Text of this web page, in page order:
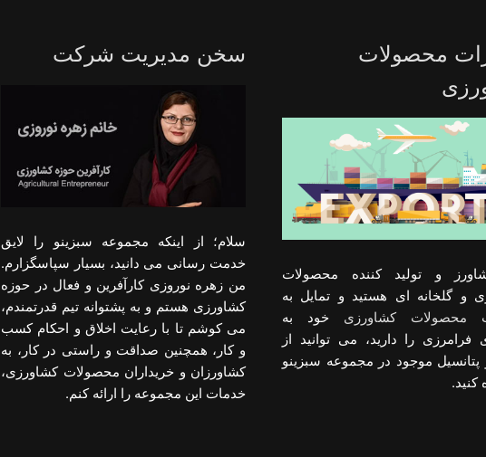
محصولات
و تولید کننده محصولات
و گلخانه ای هستید و تمایل به
محصولات کشاورزی خود به
فرامرزی را دارید، می توانید از
پتانسیل موجود در مجموعه سبزینو
کنید.
سخن مدیریت شرکت
سلام؛ از اینکه مجموعه سبزینو را لایق
خدمت رسانی می دانید، بسیار سپاسگزارم.
من زهره نوروزی کارآفرین و فعال در حوزه
کشاورزی هستم و به پشتوانه تیم قدرتمندم،
می کوشم تا با رعایت اخلاق و احکام کسب
و کار، همچنین صداقت و راستی در کار، به
کشاورزان و خریداران محصولات کشاورزی،
خدمات این مجموعه را ارائه کنم.